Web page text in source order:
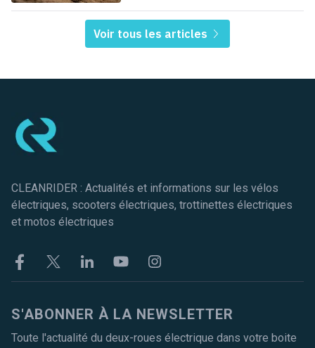
Voir tous les articles
CLEANRIDER : Actualités et informations sur les vélos
électriques, scooters électriques, trottinettes électriques
et motos électriques
FacebookTwitter LinkekinYoutubeInstagram
S'ABONNER À LA NEWSLETTER
Toute l'actualité du deux-roues électrique dans votre boite